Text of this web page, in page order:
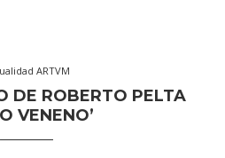
ARTVM
DE ROBERTO PELTA
VENENO’